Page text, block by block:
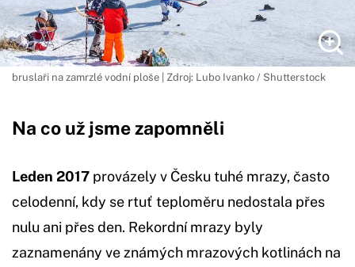
bruslaři na zamrzlé vodní ploše | Zdroj: Lubo Ivanko / Shutterstock
Na co už jsme zapomněli
Leden 2017 provázely v Česku tuhé mrazy, často
celodenní, kdy se rtuť teploměru nedostala přes
nulu ani přes den. Rekordní mrazy byly
zaznamenány ve známých mrazových kotlinách na